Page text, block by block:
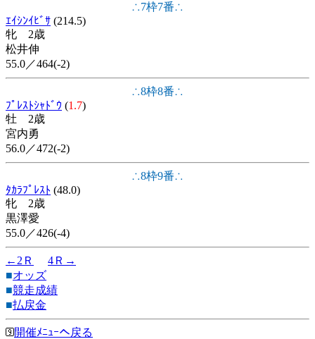
∴7枠7番∴
ｴｲｼﾝｲﾋﾞｻ (214.5)
牝 2歳
松井伸
55.0／464(-2)
∴8枠8番∴
ﾌﾟﾚｽﾄｼｬﾄﾞｳ (1.7)
牡 2歳
宮内勇
56.0／472(-2)
∴8枠9番∴
ﾀｶﾗﾌﾟﾚｽﾄ (48.0)
牝 2歳
黒澤愛
55.0／426(-4)
←2Ｒ
4Ｒ→
■オッズ
■競走成績
■払戻金
開催ﾒﾆｭｰへ戻る